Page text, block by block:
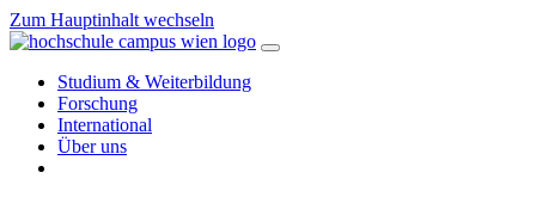
Zum Hauptinhalt wechseln
Studium & Weiterbildung
Forschung
International
Über uns